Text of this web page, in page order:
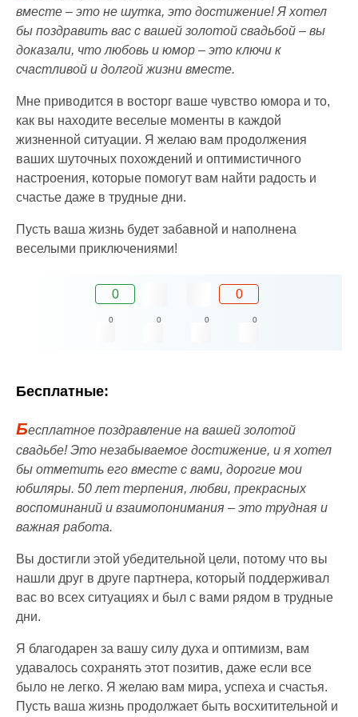
вместе – это не шутка, это достижение! Я хотел
бы поздравить вас с вашей золотой свадьбой – вы
доказали, что любовь и юмор – это ключи к
счастливой и долгой жизни вместе.
Мне приводится в восторг ваше чувство юмора и то,
как вы находите веселые моменты в каждой
жизненной ситуации. Я желаю вам продолжения
ваших шуточных похождений и оптимистичного
настроения, которые помогут вам найти радость и
счастье даже в трудные дни.
Пусть ваша жизнь будет забавной и наполнена
веселыми приключениями!
0 0
0 0 0 0
Бесплатные:
Бесплатное поздравление на вашей золотой
свадьбе! Это незабываемое достижение, и я хотел
бы отметить его вместе с вами, дорогие мои
юбиляры. 50 лет терпения, любви, прекрасных
воспоминаний и взаимопонимания – это трудная и
важная работа.
Вы достигли этой убедительной цели, потому что вы
нашли друг в друге партнера, который поддерживал
вас во всех ситуациях и был с вами рядом в трудные
дни.
Я благодарен за вашу силу духа и оптимизм, вам
удавалось сохранять этот позитив, даже если все
было не легко. Я желаю вам мира, успеха и счастья.
Пусть ваша жизнь продолжает быть восхитительной и